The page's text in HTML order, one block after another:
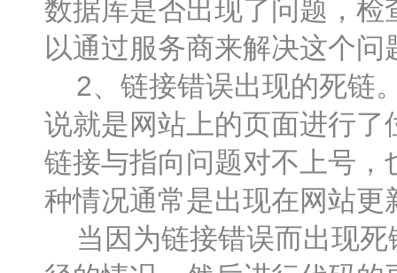
数据库是否出现了问题，
以通过服务商来解决这个问
2、链接错误出现的死链
说就是网站上的页面进行
链接与指向问题对不上号
种情况通常是出现在网站
当因为链接错误而出现死